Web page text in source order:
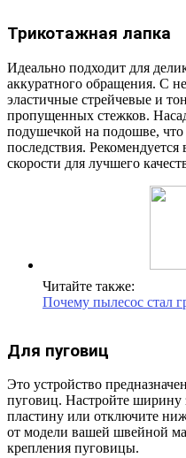
Трикотажная лапка
Идеально подходит для
аккуратного обращения. С
эластичные стрейчевые и
пропущенных стежков.
подушечкой на подошве,
последствия.
скорости для лучшего
Читайте также:
Почему пылесос стал
Для пуговиц
Это устройство
пуговиц. Настройте ширину
пластину или отключите
от модели вашей швейной
крепления пуговицы.